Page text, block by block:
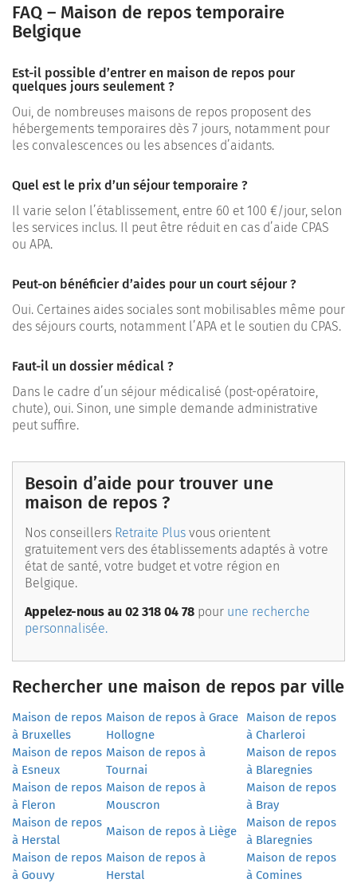
FAQ – Maison de repos temporaire
Belgique
Est-il possible d’entrer en maison de repos pour
quelques jours seulement ?
Oui, de nombreuses maisons de repos proposent des
hébergements temporaires dès 7 jours, notamment pour
les convalescences ou les absences d’aidants.
Quel est le prix d’un séjour temporaire ?
Il varie selon l’établissement, entre 60 et 100 €/jour, selon
les services inclus. Il peut être réduit en cas d’aide CPAS
ou APA.
Peut-on bénéficier d’aides pour un court séjour ?
Oui. Certaines aides sociales sont mobilisables même pour
des séjours courts, notamment l’APA et le soutien du CPAS.
Faut-il un dossier médical ?
Dans le cadre d’un séjour médicalisé (post-opératoire,
chute), oui. Sinon, une simple demande administrative
peut suffire.
Besoin d’aide pour trouver une
maison de repos ?
Nos conseillers Retraite Plus vous orientent
gratuitement vers des établissements adaptés à votre
état de santé, votre budget et votre région en
Belgique.
Appelez-nous au 02 318 04 78 pour une recherche
personnalisée.
Rechercher une maison de repos par ville
Maison de repos
à Bruxelles
Maison de repos à Grace
Hollogne
Maison de repos
à Charleroi
Maison de repos
à Esneux
Maison de repos à
Tournai
Maison de repos
à Blaregnies
Maison de repos
à Fleron
Maison de repos à
Mouscron
Maison de repos
à Bray
Maison de repos
à Herstal
Maison de repos à Liège
Maison de repos
à Blaregnies
Maison de repos
à Gouvy
Maison de repos à
Herstal
Maison de repos
à Comines